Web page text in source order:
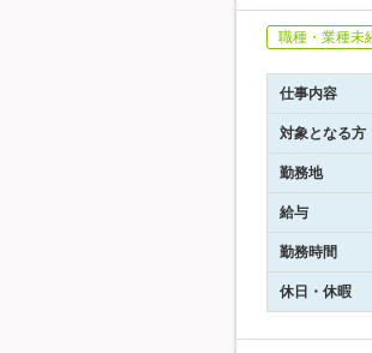
職種・業種未
仕事内容
対象となる方
勤務地
給与
勤務時間
休日・休暇